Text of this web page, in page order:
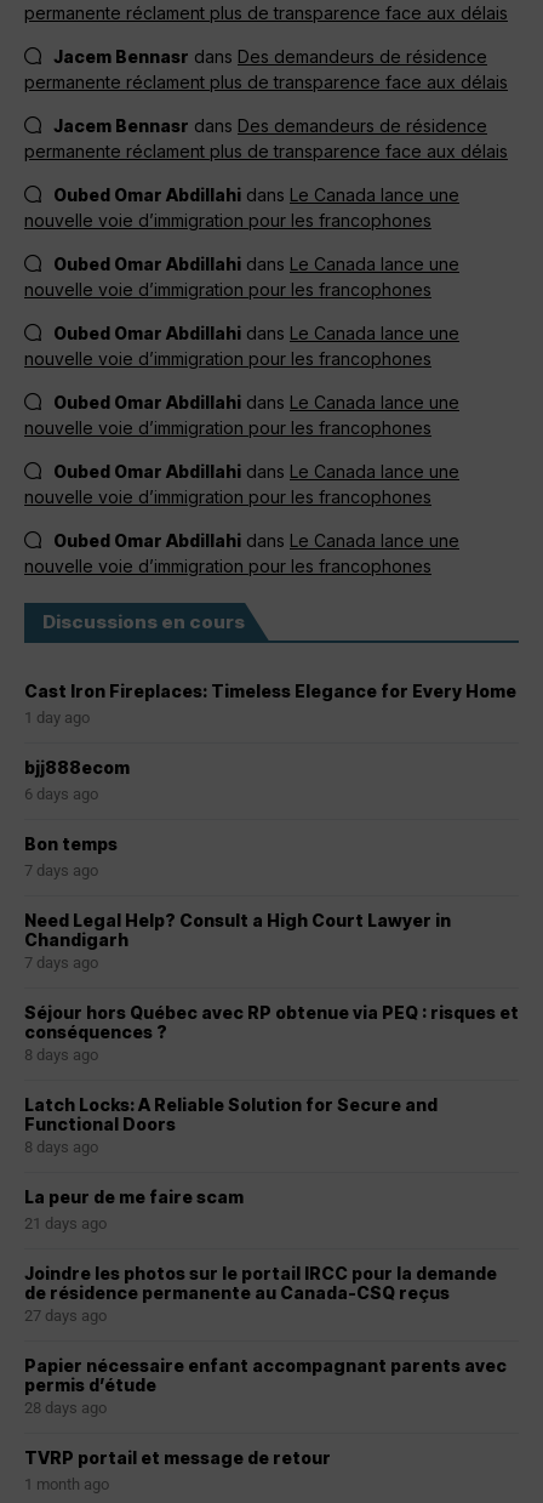
permanente réclament plus de transparence face aux délais
Jacem Bennasr dans Des demandeurs de résidence
permanente réclament plus de transparence face aux délais
Jacem Bennasr dans Des demandeurs de résidence
permanente réclament plus de transparence face aux délais
Oubed Omar Abdillahi dans Le Canada lance une
nouvelle voie d’immigration pour les francophones
Oubed Omar Abdillahi dans Le Canada lance une
nouvelle voie d’immigration pour les francophones
Oubed Omar Abdillahi dans Le Canada lance une
nouvelle voie d’immigration pour les francophones
Oubed Omar Abdillahi dans Le Canada lance une
nouvelle voie d’immigration pour les francophones
Oubed Omar Abdillahi dans Le Canada lance une
nouvelle voie d’immigration pour les francophones
Oubed Omar Abdillahi dans Le Canada lance une
nouvelle voie d’immigration pour les francophones
Discussions en cours
Cast Iron Fireplaces: Timeless Elegance for Every Home
1 day ago
bjj888ecom
6 days ago
Bon temps
7 days ago
Need Legal Help? Consult a High Court Lawyer in
Chandigarh
7 days ago
Séjour hors Québec avec RP obtenue via PEQ : risques et
conséquences ?
8 days ago
Latch Locks: A Reliable Solution for Secure and
Functional Doors
8 days ago
La peur de me faire scam
21 days ago
Joindre les photos sur le portail IRCC pour la demande
de résidence permanente au Canada-CSQ reçus
27 days ago
Papier nécessaire enfant accompagnant parents avec
permis d’étude
28 days ago
TVRP portail et message de retour
1 month ago